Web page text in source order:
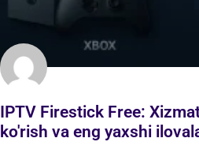
IPTV Firestick Free:
ko'rish va eng yaxshi